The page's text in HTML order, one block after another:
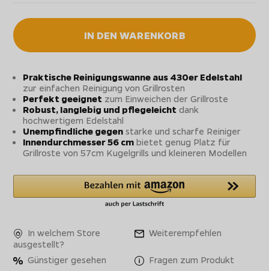
IN DEN WARENKORB
Praktische Reinigungswanne aus 430er Edelstahl
zur einfachen Reinigung von Grillrosten
Perfekt geeignet zum Einweichen der Grillroste
Robust, langlebig und pflegeleicht dank
hochwertigem Edelstahl
Unempfindliche gegen starke und scharfe Reiniger
Innendurchmesser 56 cm bietet genug Platz für
Grillroste von 57cm Kugelgrills und kleineren Modellen
In welchem Store
ausgestellt?
Weiterempfehlen
Günstiger gesehen Fragen zum Produkt